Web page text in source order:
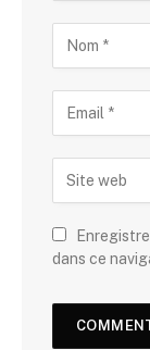
dans ce